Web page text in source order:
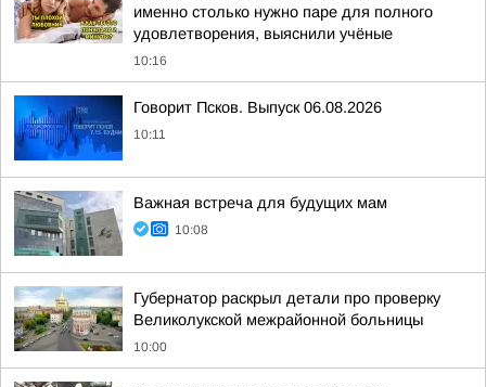
именно столько нужно паре для полного
удовлетворения, выяснили учёные
10:16
Говорит Псков. Выпуск 06.08.2026
10:11
Важная встреча для будущих мам
10:08
Губернатор раскрыл детали про проверку
Великолукской межрайонной больницы
10:00